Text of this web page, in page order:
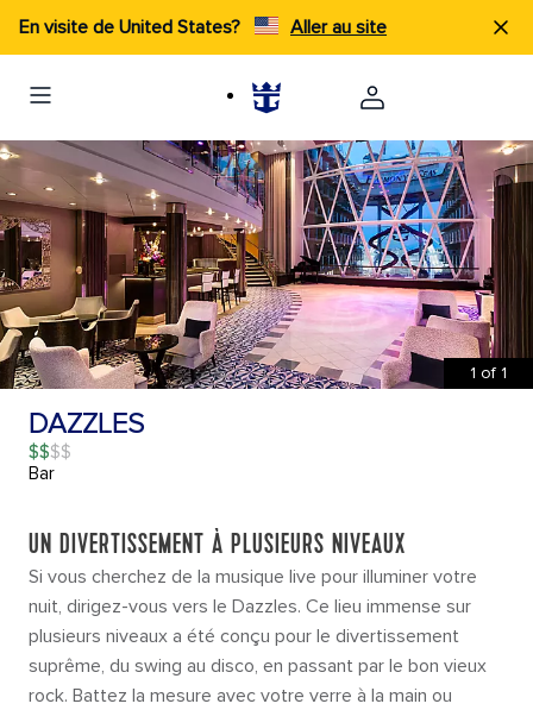
En visite de United States? Aller au site
1 of 1
DAZZLES
$$
Bar
UN DIVERTISSEMENT À PLUSIEURS NIVEAUX
Si vous cherchez de la musique live pour illuminer votre
nuit, dirigez-vous vers le Dazzles. Ce lieu immense sur
plusieurs niveaux a été conçu pour le divertissement
suprême, du swing au disco, en passant par le bon vieux
rock. Battez la mesure avec votre verre à la main ou